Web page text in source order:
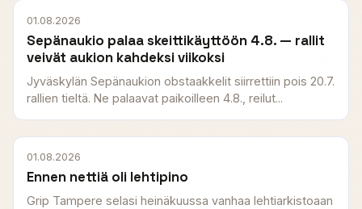
01.08.2026
Sepänaukio palaa skeittikäyttöön 4.8. — rallit
veivät aukion kahdeksi viikoksi
Jyväskylän Sepänaukion obstaakkelit siirrettiin pois 20.7.
rallien tieltä. Ne palaavat paikoilleen 4.8., reilut...
01.08.2026
Ennen nettiä oli lehtipino
Grip Tampere selasi heinäkuussa vanhaa lehtiarkistoaan